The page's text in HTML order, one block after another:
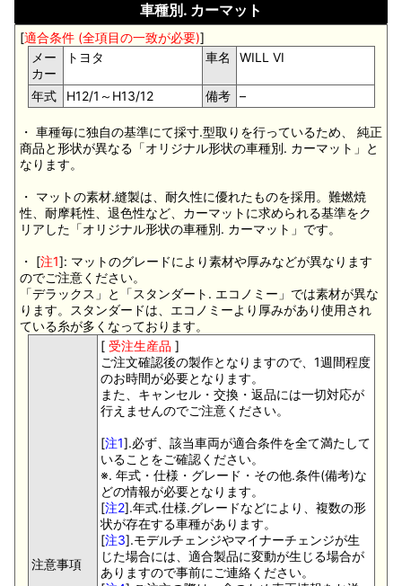
車種別. カーマット
[適合条件 (全項目の一致が必要)]
メー
カー
トヨタ 車名 WILL VI
年式 H12/1～H13/12 備考 –
・ 車種毎に独自の基準にて採寸.型取りを行っているため、 純正
商品と形状が異なる「オリジナル形状の車種別. カーマット」と
なります。
・ マットの素材.縫製は、耐久性に優れたものを採用。難燃焼
性、耐摩耗性、退色性など、カーマットに求められる基準をク
リアした「オリジナル形状の車種別. カーマット」です。
・ [注1]: マットのグレードにより素材や厚みなどが異なります
のでご注意ください。
「デラックス」と「スタンダート. エコノミー」では素材が異な
ります。スタンダードは、エコノミーより厚みがあり使用され
ている糸が多くなっております。
注意事項
[ 受注生産品 ]
ご注文確認後の製作となりますので、1週間程度
のお時間が必要となります。
また、キャンセル・交換・返品には一切対応が
行えませんのでご注意ください。
[注1].必ず、該当車両が適合条件を全て満たして
いることをご確認ください。
※. 年式・仕様・グレード・その他.条件(備考)な
どの情報が必要となります。
[注2].年式.仕様.グレードなどにより、複数の形
状が存在する車種があります。
[注3].モデルチェンジやマイナーチェンジが生
じた場合には、適合製品に変動が生じる場合が
ありますので事前にご連絡ください。